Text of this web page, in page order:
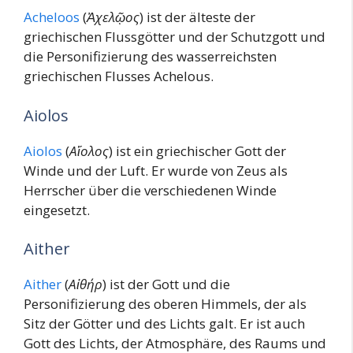
Acheloos (Ἀχελῷος) ist der älteste der
griechischen Flussgötter und der Schutzgott und
die Personifizierung des wasserreichsten
griechischen Flusses Achelous.
Aiolos
Aiolos (Αἴολος) ist ein griechischer Gott der
Winde und der Luft. Er wurde von Zeus als
Herrscher über die verschiedenen Winde
eingesetzt.
Aither
Aither(Αἰθήρ) ist der Gott und die
Personifizierung des oberen Himmels, der als
Sitz der Götter und des Lichts galt. Er ist auch
Gott des Lichts, der Atmosphäre, des Raums und